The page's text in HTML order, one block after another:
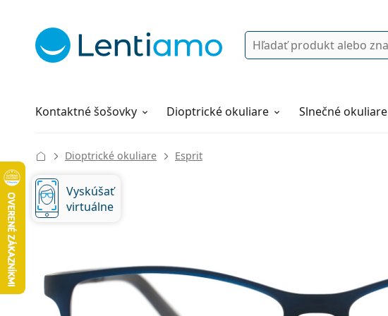
Vyhľadávanie
Kontaktné šošovky
Roztoky Dioptrické okuliare Slnečné okuliare
Všetko o nákupe
Dioptrické okuliare Esprit
131 mm 54
Vyskúšať
virtuálne